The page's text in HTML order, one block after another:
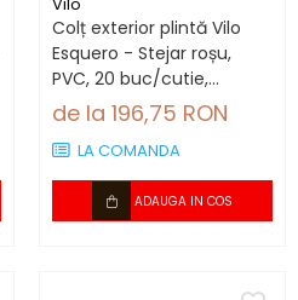
Colț exterior plintă Vilo
Esquero - Stejar roșu,
PVC, 20 buc/cutie,
compatibil plintă 66.6
de la 196,75 RON
LA COMANDA
ADAUGA IN COS